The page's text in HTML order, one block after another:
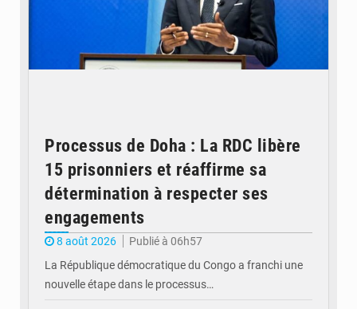
Processus de Doha : La RDC libère
15 prisonniers et réaffirme sa
détermination à respecter ses
engagements
8 août 2026
Publié à 06h57
La République démocratique du Congo a franchi une
nouvelle étape dans le processus…